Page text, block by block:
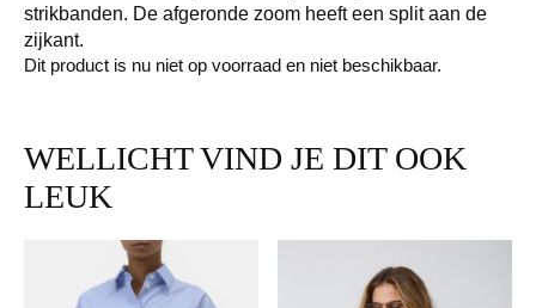
strikbanden. De afgeronde zoom heeft een split aan de
zijkant.
Dit product is nu niet op voorraad en niet beschikbaar.
WELLICHT VIND JE DIT OOK
LEUK